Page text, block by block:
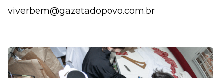
viverbem@gazetadopovo.com.br